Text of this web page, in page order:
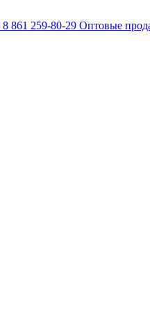
8 861 259-80-29 Оптовые